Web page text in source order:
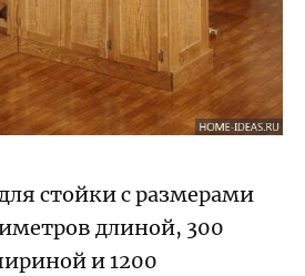
стойки с размерами
длиной, 300
и 1200